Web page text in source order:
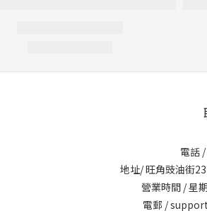
電話
地址/ 旺角豉油街
營業時間 / 星
電郵 /